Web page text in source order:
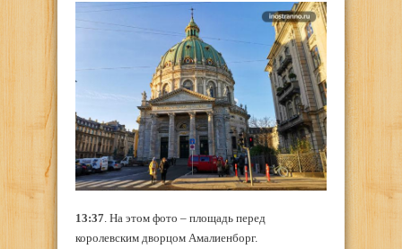
13:37 . На этом фото – площадь перед
королевским дворцом Амалиенборг.